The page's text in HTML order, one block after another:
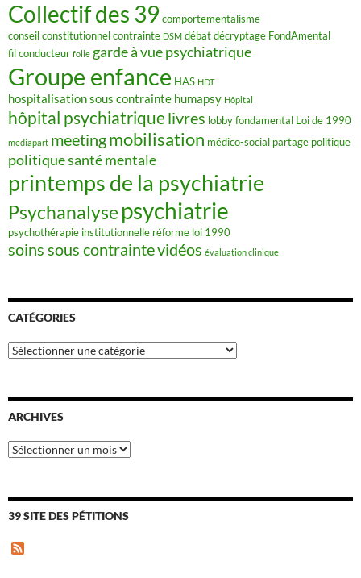
Collectif des 39 comportementalisme
conseil constitutionnelcontrainte DSM débatdécryptage FondAmental
fil conducteur folie garde à vue psychiatrique
Groupe enfance HAS HDT
hospitalisation sous contrainte humapsy Hôpital
hôpital psychiatriquelivres lobby fondamental Loi de 1990
mediapart meetingmobilisation médico-social partage politique
politique santé mentale
printemps de la psychiatrie
Psychanalyse psychiatrie
psychothérapie institutionnelle réforme loi 1990
soins sous contraintevidéos évaluation clinique
CATÉGORIES
Catégories
ARCHIVES
Archives
39 SITE DES PÉTITIONS